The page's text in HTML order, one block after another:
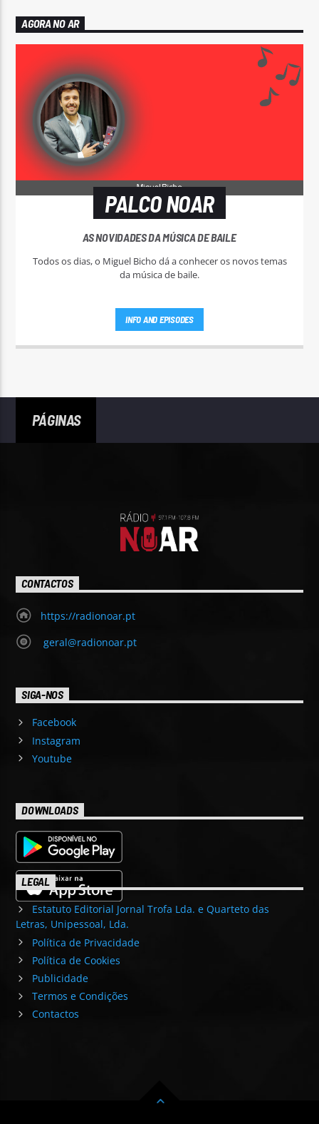
AGORA NO AR
PALCO NOAR
AS NOVIDADES DA MÚSICA DE BAILE
Todos os dias, o Miguel Bicho dá a conhecer os novos temas
da música de baile.
INFO AND EPISODES
PÁGINAS
CONTACTOS
https://radionoar.pt
geral@radionoar.pt
SIGA-NOS
Facebook
Instagram
Youtube
DOWNLOADS
LEGAL
Estatuto Editorial Jornal Trofa Lda. e Quarteto das
Letras, Unipessoal, Lda.
Política de Privacidade
Política de Cookies
Publicidade
Termos e Condições
Contactos